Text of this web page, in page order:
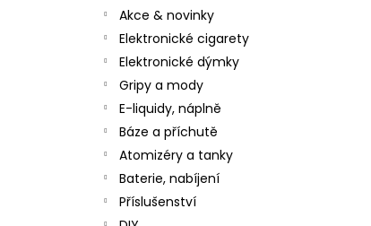
Akce & novinky
Elektronické cigarety
Elektronické dýmky
Gripy a mody
E-liquidy, náplně
Báze a příchutě
Atomizéry a tanky
Baterie, nabíjení
Příslušenství